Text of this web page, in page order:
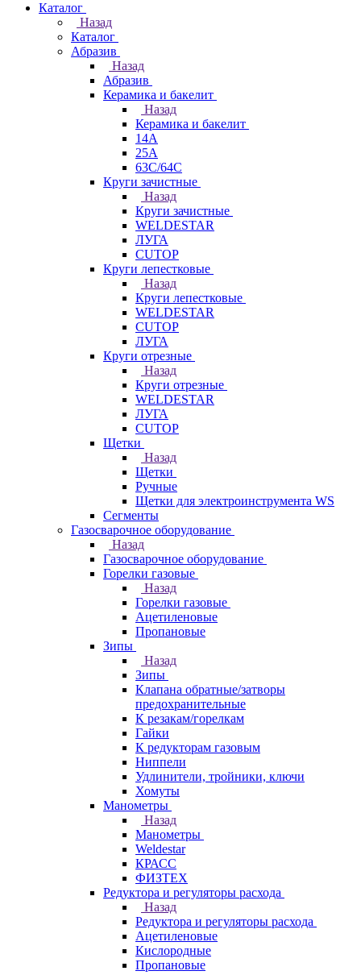
Каталог
Назад
Каталог
Абразив
Назад
Абразив
Керамика и бакелит
Назад
Керамика и бакелит
14А
25А
63С/64С
Круги зачистные
Назад
Круги зачистные
WELDESTAR
ЛУГА
CUTOP
Круги лепестковые
Назад
Круги лепестковые
WELDESTAR
CUTOP
ЛУГА
Круги отрезные
Назад
Круги отрезные
WELDESTAR
ЛУГА
CUTOP
Щетки
Назад
Щетки
Ручные
Щетки для электроинструмента WS
Сегменты
Газосварочное оборудование
Назад
Газосварочное оборудование
Горелки газовые
Назад
Горелки газовые
Ацетиленовые
Пропановые
Зипы
Назад
Зипы
Клапана обратные/затворы
предохранительные
К резакам/горелкам
Гайки
К редукторам газовым
Ниппели
Удлинители, тройники, ключи
Хомуты
Манометры
Назад
Манометры
Weldestar
КРАСС
ФИЗТЕХ
Редуктора и регуляторы расхода
Назад
Редуктора и регуляторы расхода
Ацетиленовые
Кислородные
Пропановые